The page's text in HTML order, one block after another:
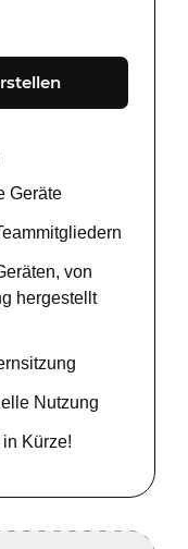
Geräte
von
hergestellt
Nutzung
Kürze!